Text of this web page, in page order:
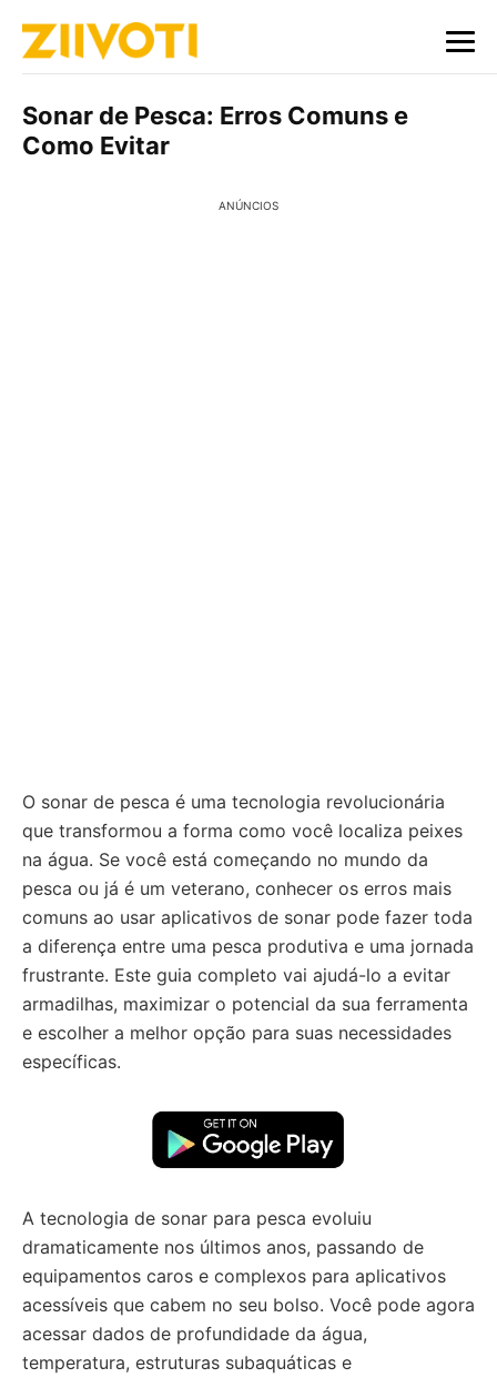
Sonar de Pesca: Erros Comuns e
Como Evitar
ANÚNCIOS
O sonar de pesca é uma tecnologia revolucionária
que transformou a forma como você localiza peixes
na água. Se você está começando no mundo da
pesca ou já é um veterano, conhecer os erros mais
comuns ao usar aplicativos de sonar pode fazer toda
a diferença entre uma pesca produtiva e uma jornada
frustrante. Este guia completo vai ajudá-lo a evitar
armadilhas, maximizar o potencial da sua ferramenta
e escolher a melhor opção para suas necessidades
específicas.
A tecnologia de sonar para pesca evoluiu
dramaticamente nos últimos anos, passando de
equipamentos caros e complexos para aplicativos
acessíveis que cabem no seu bolso. Você pode agora
acessar dados de profundidade da água,
temperatura, estruturas subaquáticas e